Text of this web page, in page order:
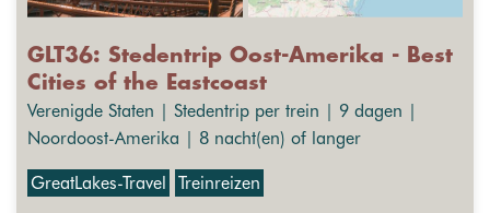
GLT36: Stedentrip Oost-Amerika - Best
Cities of the Eastcoast
Verenigde Staten | Stedentrip per trein | 9 dagen |
Noordoost-Amerika | 8 nacht(en) of langer
GreatLakes-Travel Treinreizen